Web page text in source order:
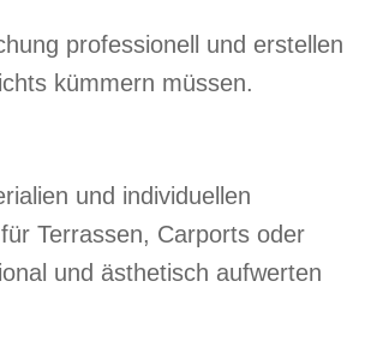
professionell und erstellen
kümmern müssen.
und individuellen
Terrassen, Carports oder
und ästhetisch aufwerten